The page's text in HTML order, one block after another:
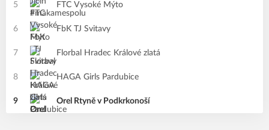
5 FTC Vysoké Mýto
6 FbK TJ Svitavy
7 Florbal Hradec Králové zlatá
8 HAGA Girls Pardubice
9 Orel Rtyně v Podkrkonoší